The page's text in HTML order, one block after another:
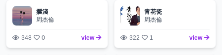
擱淺
周杰倫
348 0 view
青花瓷
周杰倫
322 1 view